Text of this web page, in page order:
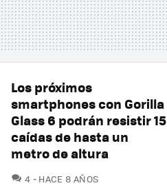
Los próximos
smartphones con Gorilla
Glass 6 podrán resistir 15
caídas de hasta un
metro de altura
4 COMENTARIOS
HACE 8 AÑOS